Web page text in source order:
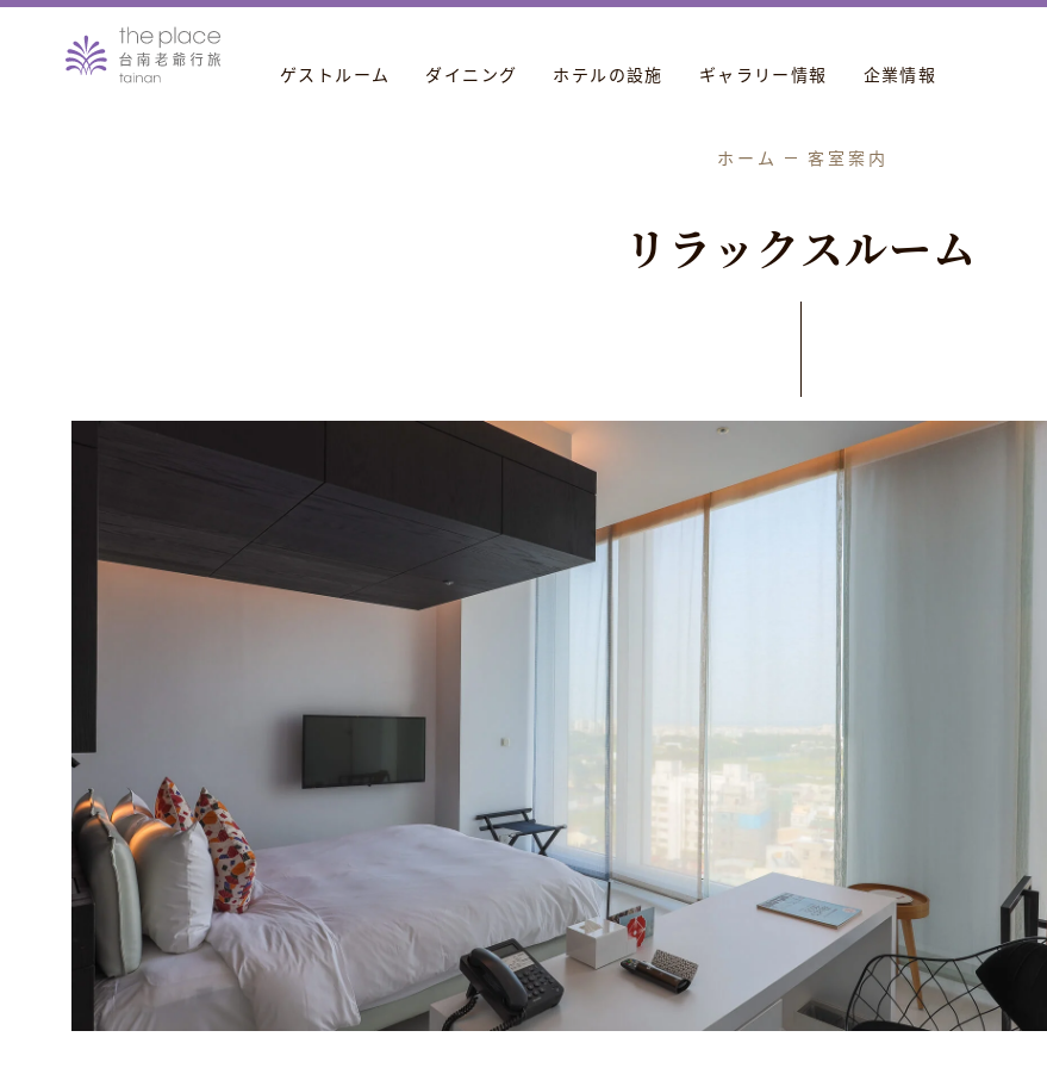
ゲストルーム ダイニング ホテルの設施 ギャラリー情報 企業情報
ホーム 客室案内
リ ラ ッ クスルーム